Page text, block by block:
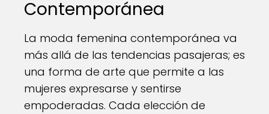
Contemporánea
La moda femenina contemporánea va
más allá de las tendencias pasajeras; es
una forma de arte que permite a las
mujeres expresarse y sentirse
empoderadas. Cada elección de